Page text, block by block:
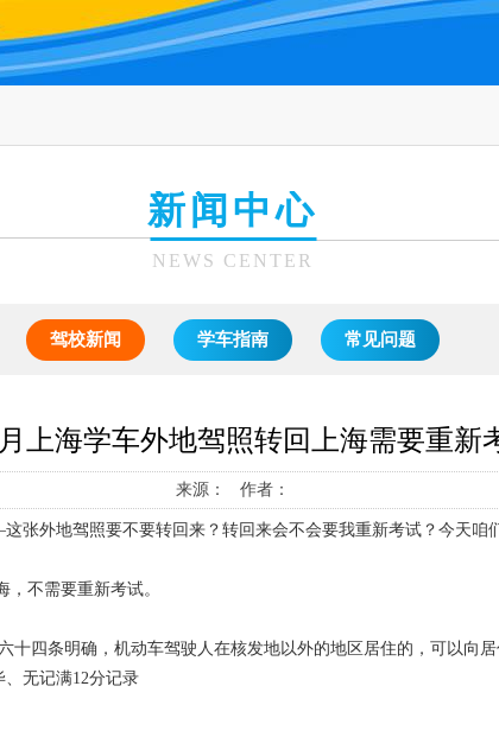
新闻中心
NEWS CENTER
驾校新闻 学车指南 常见问题
上海学车外地驾照转回上海需要重新
来源： 作者：
外地驾照要不要转回来？转回来会不会要我重新考试？今天咱
不需要重新考试。
十四条明确，机动车驾驶人在核发地以外的地区居住的，可以向
无记满12分记录